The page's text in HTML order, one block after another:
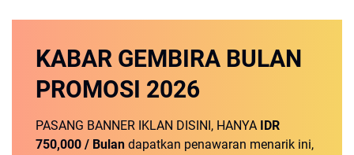
KABAR GEMBIRA BULAN
PROMOSI 2026
PASANG BANNER IKLAN DISINI, HANYA IDR
750,000 / Bulan dapatkan penawaran menarik ini,